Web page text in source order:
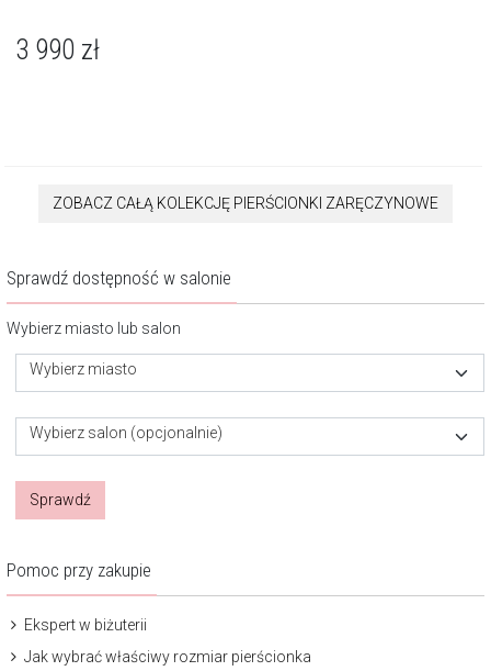
3 990 zł
ZOBACZ CAŁĄ KOLEKCJĘ PIERŚCIONKI ZARĘCZYNOWE
Sprawdź dostępność w salonie
Wybierz miasto lub salon
Wybierz miasto
Wybierz salon (opcjonalnie)
Sprawdź
Pomoc przy zakupie
Ekspert w biżuterii
Jak wybrać właściwy rozmiar pierścionka